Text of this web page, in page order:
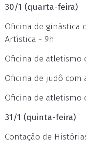
30/1 (quarta-feira)
Oficina de ginástica
Artística - 9h
Oficina de atletismo
Oficina de judô com
Oficina de atletismo
31/1 (quinta-feira)
Contação de